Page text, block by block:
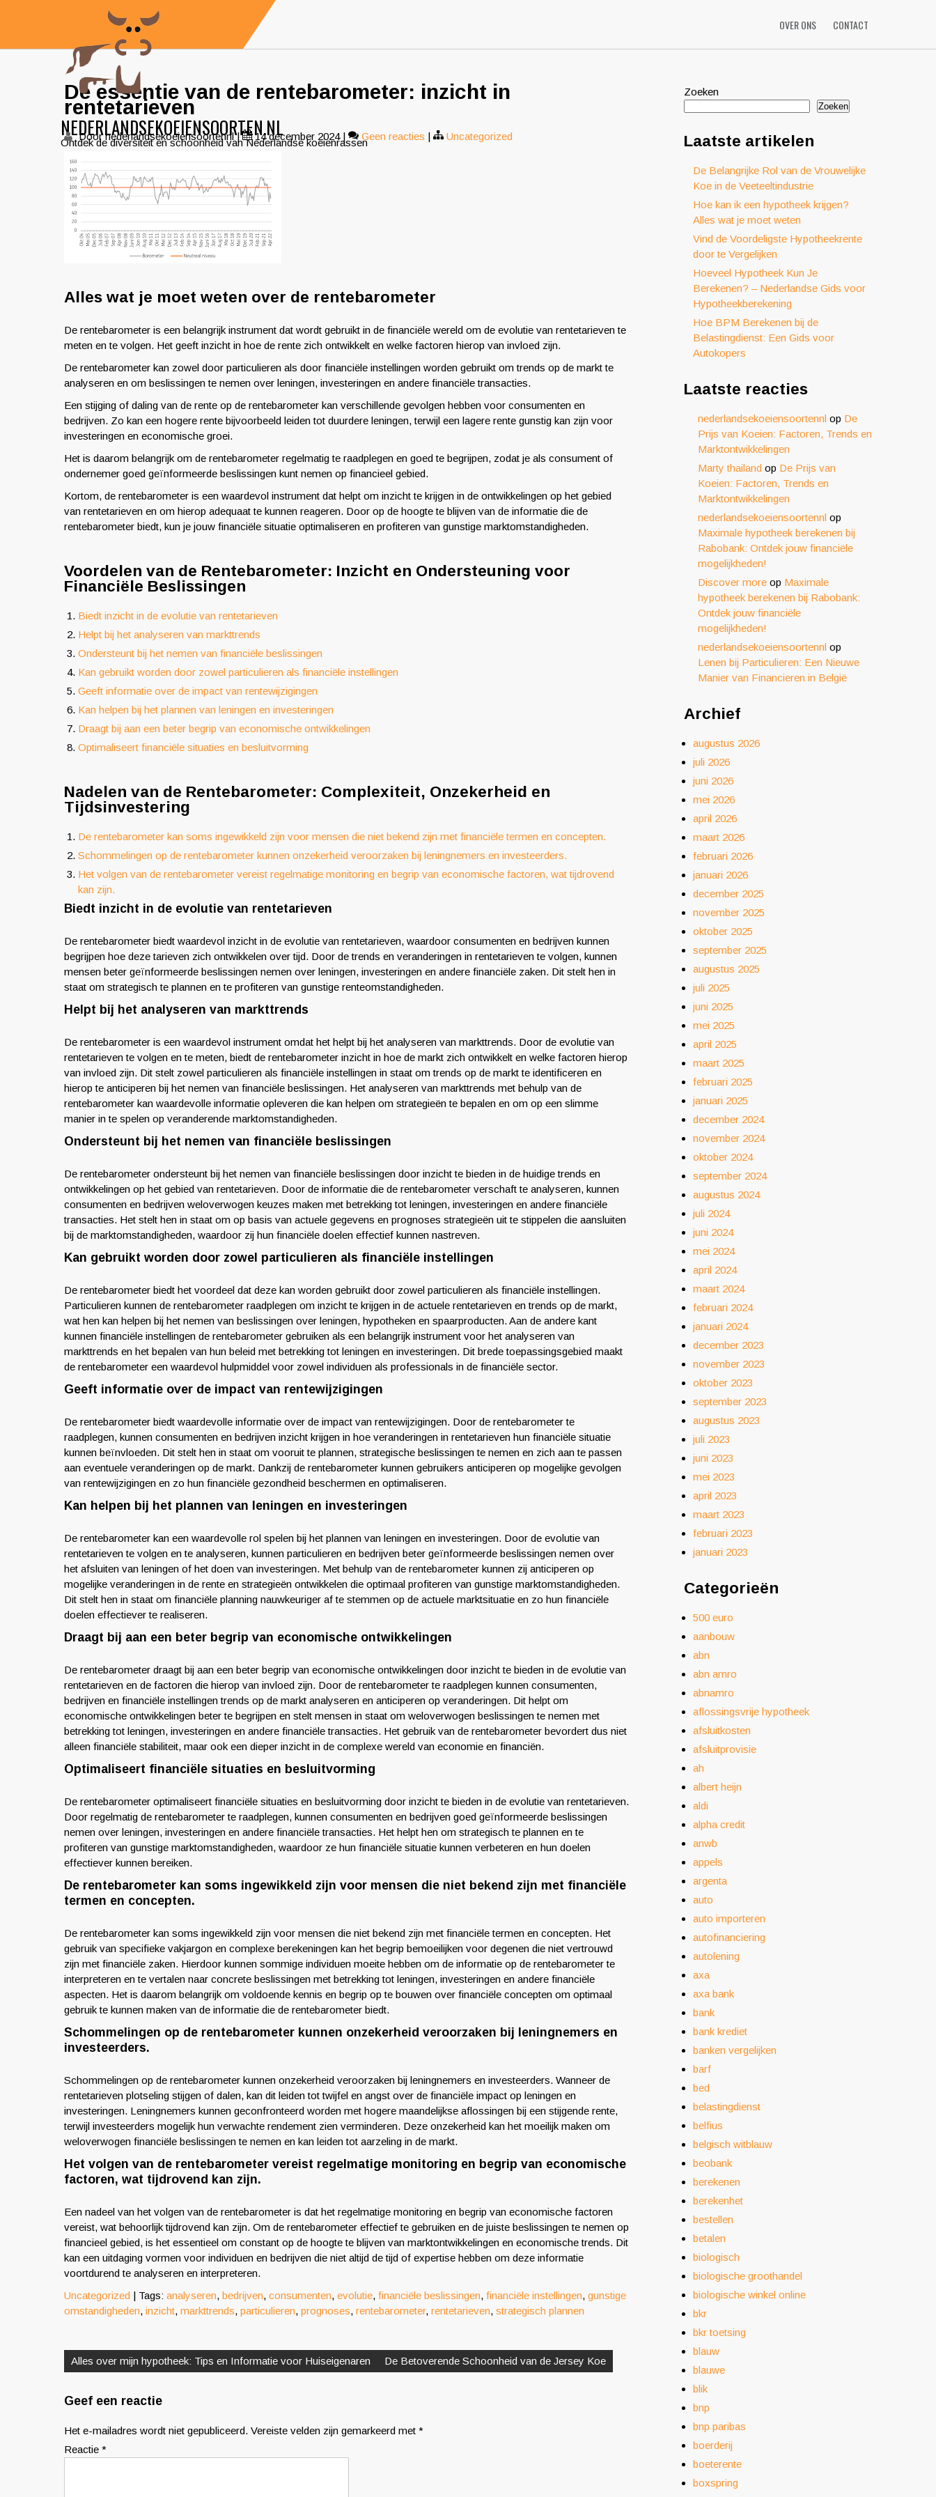
NEDERLANDSEKOEIENSOORTEN.NL
Ontdek de diversiteit en schoonheid van Nederlandse koeienrassen
OVER ONS CONTACT
De essentie van de rentebarometer: inzicht in
rentetarieven
Door nederlandsekoeiensoortennl| 14 december 2024 | Geen reacties | Uncategorized
Alles wat je moet weten over de rentebarometer
De rentebarometer is een belangrijk instrument dat wordt gebruikt in de financiële wereld om de evolutie van rentetarieven te
meten en te volgen. Het geeft inzicht in hoe de rente zich ontwikkelt en welke factoren hierop van invloed zijn.
De rentebarometer kan zowel door particulieren als door financiële instellingen worden gebruikt om trends op de markt te
analyseren en om beslissingen te nemen over leningen, investeringen en andere financiële transacties.
Een stijging of daling van de rente op de rentebarometer kan verschillende gevolgen hebben voor consumenten en
bedrijven. Zo kan een hogere rente bijvoorbeeld leiden tot duurdere leningen, terwijl een lagere rente gunstig kan zijn voor
investeringen en economische groei.
Het is daarom belangrijk om de rentebarometer regelmatig te raadplegen en goed te begrijpen, zodat je als consument of
ondernemer goed geïnformeerde beslissingen kunt nemen op financieel gebied.
Kortom, de rentebarometer is een waardevol instrument dat helpt om inzicht te krijgen in de ontwikkelingen op het gebied
van rentetarieven en om hierop adequaat te kunnen reageren. Door op de hoogte te blijven van de informatie die de
rentebarometer biedt, kun je jouw financiële situatie optimaliseren en profiteren van gunstige marktomstandigheden.
Voordelen van de Rentebarometer: Inzicht en Ondersteuning voor
Financiële Beslissingen
Biedt inzicht in de evolutie van rentetarieven
Helpt bij het analyseren van markttrends
Ondersteunt bij het nemen van financiële beslissingen
Kan gebruikt worden door zowel particulieren als financiële instellingen
Geeft informatie over de impact van rentewijzigingen
Kan helpen bij het plannen van leningen en investeringen
Draagt bij aan een beter begrip van economische ontwikkelingen
Optimaliseert financiële situaties en besluitvorming
Nadelen van de Rentebarometer: Complexiteit, Onzekerheid en
Tijdsinvestering
De rentebarometer kan soms ingewikkeld zijn voor mensen die niet bekend zijn met financiële termen en concepten.
Schommelingen op de rentebarometer kunnen onzekerheid veroorzaken bij leningnemers en investeerders.
Het volgen van de rentebarometer vereist regelmatige monitoring en begrip van economische factoren, wat tijdrovend
kan zijn.
Biedt inzicht in de evolutie van rentetarieven
De rentebarometer biedt waardevol inzicht in de evolutie van rentetarieven, waardoor consumenten en bedrijven kunnen
begrijpen hoe deze tarieven zich ontwikkelen over tijd. Door de trends en veranderingen in rentetarieven te volgen, kunnen
mensen beter geïnformeerde beslissingen nemen over leningen, investeringen en andere financiële zaken. Dit stelt hen in
staat om strategisch te plannen en te profiteren van gunstige renteomstandigheden.
Helpt bij het analyseren van markttrends
De rentebarometer is een waardevol instrument omdat het helpt bij het analyseren van markttrends. Door de evolutie van
rentetarieven te volgen en te meten, biedt de rentebarometer inzicht in hoe de markt zich ontwikkelt en welke factoren hierop
van invloed zijn. Dit stelt zowel particulieren als financiële instellingen in staat om trends op de markt te identificeren en
hierop te anticiperen bij het nemen van financiële beslissingen. Het analyseren van markttrends met behulp van de
rentebarometer kan waardevolle informatie opleveren die kan helpen om strategieën te bepalen en om op een slimme
manier in te spelen op veranderende marktomstandigheden.
Ondersteunt bij het nemen van financiële beslissingen
De rentebarometer ondersteunt bij het nemen van financiële beslissingen door inzicht te bieden in de huidige trends en
ontwikkelingen op het gebied van rentetarieven. Door de informatie die de rentebarometer verschaft te analyseren, kunnen
consumenten en bedrijven weloverwogen keuzes maken met betrekking tot leningen, investeringen en andere financiële
transacties. Het stelt hen in staat om op basis van actuele gegevens en prognoses strategieën uit te stippelen die aansluiten
bij de marktomstandigheden, waardoor zij hun financiële doelen effectief kunnen nastreven.
Kan gebruikt worden door zowel particulieren als financiële instellingen
De rentebarometer biedt het voordeel dat deze kan worden gebruikt door zowel particulieren als financiële instellingen.
Particulieren kunnen de rentebarometer raadplegen om inzicht te krijgen in de actuele rentetarieven en trends op de markt,
wat hen kan helpen bij het nemen van beslissingen over leningen, hypotheken en spaarproducten. Aan de andere kant
kunnen financiële instellingen de rentebarometer gebruiken als een belangrijk instrument voor het analyseren van
markttrends en het bepalen van hun beleid met betrekking tot leningen en investeringen. Dit brede toepassingsgebied maakt
de rentebarometer een waardevol hulpmiddel voor zowel individuen als professionals in de financiële sector.
Geeft informatie over de impact van rentewijzigingen
De rentebarometer biedt waardevolle informatie over de impact van rentewijzigingen. Door de rentebarometer te
raadplegen, kunnen consumenten en bedrijven inzicht krijgen in hoe veranderingen in rentetarieven hun financiële situatie
kunnen beïnvloeden. Dit stelt hen in staat om vooruit te plannen, strategische beslissingen te nemen en zich aan te passen
aan eventuele veranderingen op de markt. Dankzij de rentebarometer kunnen gebruikers anticiperen op mogelijke gevolgen
van rentewijzigingen en zo hun financiële gezondheid beschermen en optimaliseren.
Kan helpen bij het plannen van leningen en investeringen
De rentebarometer kan een waardevolle rol spelen bij het plannen van leningen en investeringen. Door de evolutie van
rentetarieven te volgen en te analyseren, kunnen particulieren en bedrijven beter geïnformeerde beslissingen nemen over
het afsluiten van leningen of het doen van investeringen. Met behulp van de rentebarometer kunnen zij anticiperen op
mogelijke veranderingen in de rente en strategieën ontwikkelen die optimaal profiteren van gunstige marktomstandigheden.
Dit stelt hen in staat om financiële planning nauwkeuriger af te stemmen op de actuele marktsituatie en zo hun financiële
doelen effectiever te realiseren.
Draagt bij aan een beter begrip van economische ontwikkelingen
De rentebarometer draagt bij aan een beter begrip van economische ontwikkelingen door inzicht te bieden in de evolutie van
rentetarieven en de factoren die hierop van invloed zijn. Door de rentebarometer te raadplegen kunnen consumenten,
bedrijven en financiële instellingen trends op de markt analyseren en anticiperen op veranderingen. Dit helpt om
economische ontwikkelingen beter te begrijpen en stelt mensen in staat om weloverwogen beslissingen te nemen met
betrekking tot leningen, investeringen en andere financiële transacties. Het gebruik van de rentebarometer bevordert dus niet
alleen financiële stabiliteit, maar ook een dieper inzicht in de complexe wereld van economie en financiën.
Optimaliseert financiële situaties en besluitvorming
De rentebarometer optimaliseert financiële situaties en besluitvorming door inzicht te bieden in de evolutie van rentetarieven.
Door regelmatig de rentebarometer te raadplegen, kunnen consumenten en bedrijven goed geïnformeerde beslissingen
nemen over leningen, investeringen en andere financiële transacties. Het helpt hen om strategisch te plannen en te
profiteren van gunstige marktomstandigheden, waardoor ze hun financiële situatie kunnen verbeteren en hun doelen
effectiever kunnen bereiken.
De rentebarometer kan soms ingewikkeld zijn voor mensen die niet bekend zijn met financiële
termen en concepten.
De rentebarometer kan soms ingewikkeld zijn voor mensen die niet bekend zijn met financiële termen en concepten. Het
gebruik van specifieke vakjargon en complexe berekeningen kan het begrip bemoeilijken voor degenen die niet vertrouwd
zijn met financiële zaken. Hierdoor kunnen sommige individuen moeite hebben om de informatie op de rentebarometer te
interpreteren en te vertalen naar concrete beslissingen met betrekking tot leningen, investeringen en andere financiële
aspecten. Het is daarom belangrijk om voldoende kennis en begrip op te bouwen over financiële concepten om optimaal
gebruik te kunnen maken van de informatie die de rentebarometer biedt.
Schommelingen op de rentebarometer kunnen onzekerheid veroorzaken bij leningnemers en
investeerders.
Schommelingen op de rentebarometer kunnen onzekerheid veroorzaken bij leningnemers en investeerders. Wanneer de
rentetarieven plotseling stijgen of dalen, kan dit leiden tot twijfel en angst over de financiële impact op leningen en
investeringen. Leningnemers kunnen geconfronteerd worden met hogere maandelijkse aflossingen bij een stijgende rente,
terwijl investeerders mogelijk hun verwachte rendement zien verminderen. Deze onzekerheid kan het moeilijk maken om
weloverwogen financiële beslissingen te nemen en kan leiden tot aarzeling in de markt.
Het volgen van de rentebarometer vereist regelmatige monitoring en begrip van economische
factoren, wat tijdrovend kan zijn.
Een nadeel van het volgen van de rentebarometer is dat het regelmatige monitoring en begrip van economische factoren
vereist, wat behoorlijk tijdrovend kan zijn. Om de rentebarometer effectief te gebruiken en de juiste beslissingen te nemen op
financieel gebied, is het essentieel om constant op de hoogte te blijven van marktontwikkelingen en economische trends. Dit
kan een uitdaging vormen voor individuen en bedrijven die niet altijd de tijd of expertise hebben om deze informatie
voortdurend te analyseren en interpreteren.
Uncategorized | Tags: analyseren, bedrijven, consumenten, evolutie, financiële beslissingen, financiële instellingen, gunstige
omstandigheden, inzicht, markttrends, particulieren, prognoses, rentebarometer, rentetarieven, strategisch plannen
Alles over mijn hypotheek: Tips en Informatie voor Huiseigenaren De Betoverende Schoonheid van de Jersey Koe
Geef een reactie
Het e-mailadres wordt niet gepubliceerd. Vereiste velden zijn gemarkeerd met *
Reactie *
Zoeken
Zoeken
Laatste artikelen
De Belangrijke Rol van de Vrouwelijke
Koe in de Veeteeltindustrie
Hoe kan ik een hypotheek krijgen?
Alles wat je moet weten
Vind de Voordeligste Hypotheekrente
door te Vergelijken
Hoeveel Hypotheek Kun Je
Berekenen? – Nederlandse Gids voor
Hypotheekberekening
Hoe BPM Berekenen bij de
Belastingdienst: Een Gids voor
Autokopers
Laatste reacties
nederlandsekoeiensoortennl op De
Prijs van Koeien: Factoren, Trends en
Marktontwikkelingen
Marty thailand op De Prijs van
Koeien: Factoren, Trends en
Marktontwikkelingen
nederlandsekoeiensoortennl op
Maximale hypotheek berekenen bij
Rabobank: Ontdek jouw financiële
mogelijkheden!
Discover more op Maximale
hypotheek berekenen bij Rabobank:
Ontdek jouw financiële
mogelijkheden!
nederlandsekoeiensoortennl op
Lenen bij Particulieren: Een Nieuwe
Manier van Financieren in België
Archief
augustus 2026
juli 2026
juni 2026
mei 2026
april 2026
maart 2026
februari 2026
januari 2026
december 2025
november 2025
oktober 2025
september 2025
augustus 2025
juli 2025
juni 2025
mei 2025
april 2025
maart 2025
februari 2025
januari 2025
december 2024
november 2024
oktober 2024
september 2024
augustus 2024
juli 2024
juni 2024
mei 2024
april 2024
maart 2024
februari 2024
januari 2024
december 2023
november 2023
oktober 2023
september 2023
augustus 2023
juli 2023
juni 2023
mei 2023
april 2023
maart 2023
februari 2023
januari 2023
Categorieën
500 euro
aanbouw
abn
abn amro
abnamro
aflossingsvrije hypotheek
afsluitkosten
afsluitprovisie
ah
albert heijn
aldi
alpha credit
anwb
appels
argenta
auto
auto importeren
autofinanciering
autolening
axa
axa bank
bank
bank krediet
banken vergelijken
barf
bed
belastingdienst
belfius
belgisch witblauw
beobank
berekenen
berekenhet
bestellen
betalen
biologisch
biologische groothandel
biologische winkel online
bkr
bkr toetsing
blauw
blauwe
blik
bnp
bnp paribas
boerderij
boeterente
boxspring